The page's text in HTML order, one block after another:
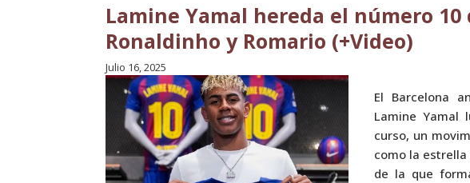
Lamine Yamal hereda el número 10
Ronaldinho y Romario (+Video)
Julio 16, 2025
El Barcelona
Lamine
curso, un
como la
de la que